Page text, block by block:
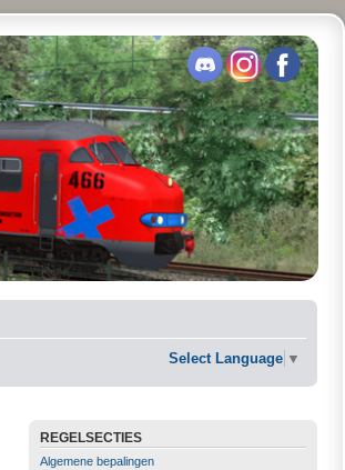
Select Language ▼
REGELSECTIES
Algemene bepalingen